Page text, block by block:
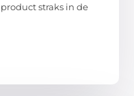
straks in de